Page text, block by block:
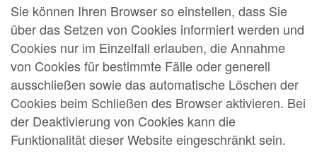
Sie können Ihren Browser so einstellen, dass Sie
über das Setzen von Cookies informiert werden und
Cookies nur im Einzelfall erlauben, die Annahme
von Cookies für bestimmte Fälle oder generell
ausschließen sowie das automatische Löschen der
Cookies beim Schließen des Browser aktivieren. Bei
der Deaktivierung von Cookies kann die
Funktionalität dieser Website eingeschränkt sein.